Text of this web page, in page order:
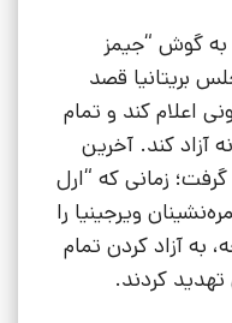
شایعه‌ای به گوش “جیمز
بریتانیا قصد
اعلام کند و تمام
آزاد کند. آخرین
زمانی که “ارل
ویرجینیا را
آزاد کردن تمام
تهدید کردند.